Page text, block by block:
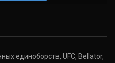
единоборств, UFC, Bellator,